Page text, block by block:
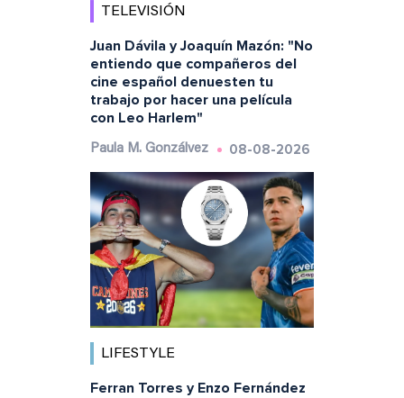
TELEVISIÓN
Juan Dávila y Joaquín Mazón: "No
entiendo que compañeros del
cine español denuesten tu
trabajo por hacer una película
con Leo Harlem"
Paula M. Gonzálvez 08-08-2026
LIFESTYLE
Ferran Torres y Enzo Fernández